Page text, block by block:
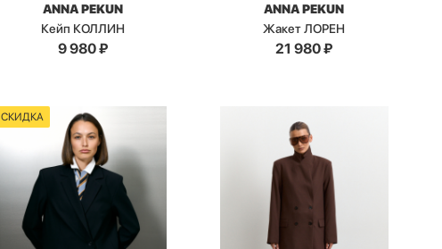
ANNA PEKUN
Кейп КОЛЛИН
9 980₽
ANNA PEKUN
Жакет ЛОРЕН
21 980₽
СКИДКА